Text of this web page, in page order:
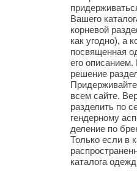
Вашего
корневой
как угодно), а
посвященная
его
решение
всем сайте.
разделить по
гендерному
деление по
Только если в
каталога